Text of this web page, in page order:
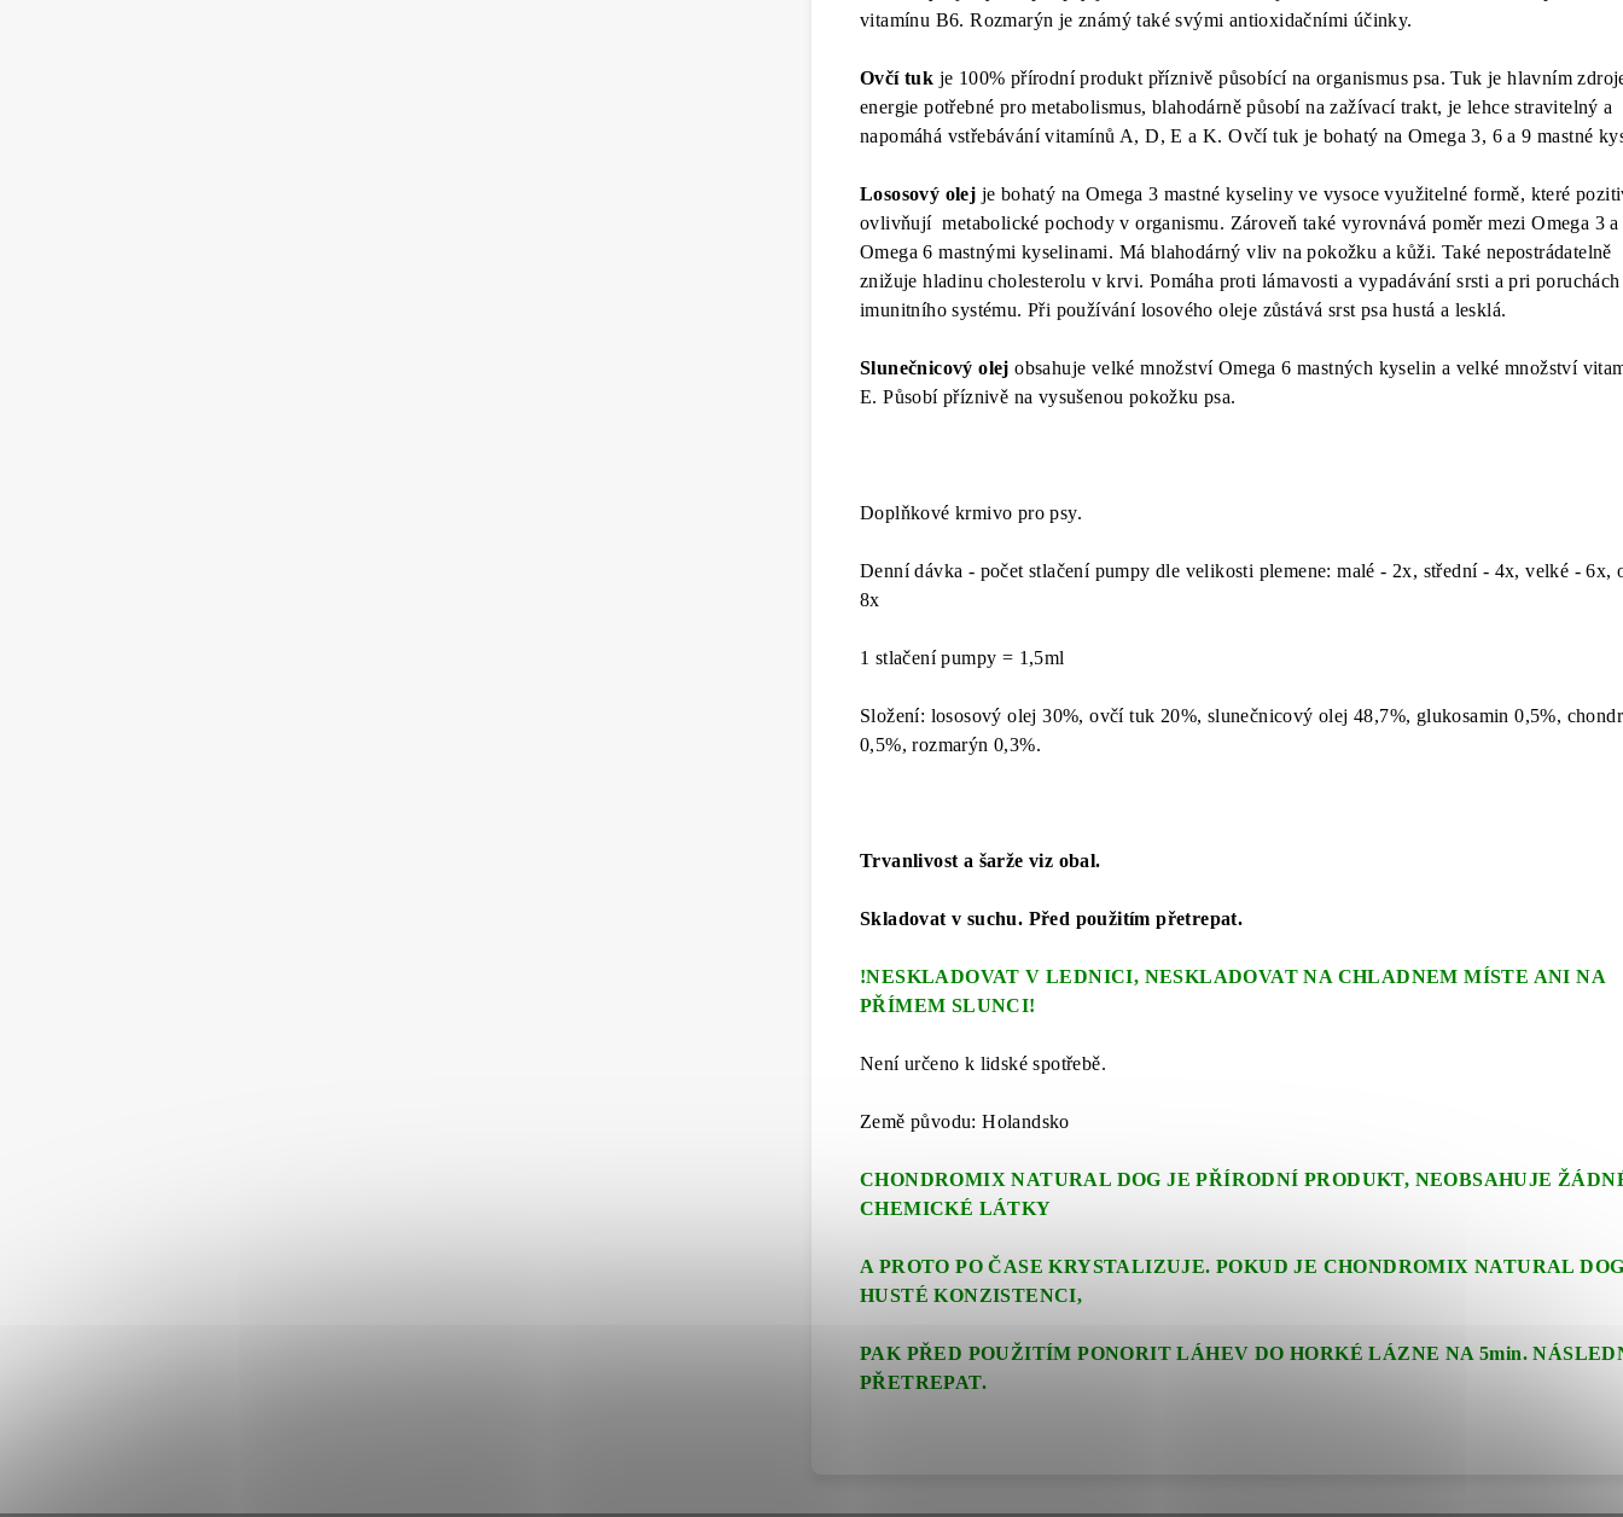
vitamínu B6. Rozmarýn je známý také svými antioxidačními účinky.
Ovčí tuk je 100% přírodní produkt příznivě působící na organismus psa. Tuk je hlavním
energie potřebné pro metabolismus, blahodárně působí na zažívací trakt, je lehce stravitelný a
napomáhá vstřebávání vitamínů A, D, E a K. Ovčí tuk je bohatý na Omega 3, 6 a 9 mastné
Lososový olej je bohatý na Omega 3 mastné kyseliny ve vysoce využitelné formě, které
ovlivňují metabolické pochody v organismu. Zároveň také vyrovnává poměr mezi Omega 3 a
Omega 6 mastnými kyselinami. Má blahodárný vliv na pokožku a kůži. Také nepostrádatelně
znižuje hladinu cholesterolu v krvi. Pomáha proti lámavosti a vypadávání srsti a pri poruchách
imunitního systému. Při používání losového oleje zůstává srst psa hustá a lesklá.
Slunečnicový olej obsahuje velké množství Omega 6 mastných kyselin a velké množství
E. Působí příznivě na vysušenou pokožku psa.
Doplňkové krmivo pro psy.
Denní dávka - počet stlačení pumpy dle velikosti plemene: malé - 2x, střední - 4x, velké - 6x,
8x
1 stlačení pumpy = 1,5ml
Složení: lososový olej 30%, ovčí tuk 20%, slunečnicový olej 48,7%, glukosamin 0,5%,
0,5%, rozmarýn 0,3%.
Trvanlivost a šarže viz obal.
Skladovat v suchu. Před použitím přetrepat.
!NESKLADOVAT V LEDNICI, NESKLADOVAT NA CHLADNEM MÍSTE ANI NA
PŘÍMEM SLUNCI!
Není určeno k lidské spotřebě.
Země původu: Holandsko
CHONDROMIX NATURAL DOG JE PŘÍRODNÍ PRODUKT, NEOBSAHUJE
CHEMICKÉ LÁTKY
A PROTO PO ČASE KRYSTALIZUJE. POKUD JE CHONDROMIX NATURAL
HUSTÉ KONZISTENCI,
PAK PŘED POUŽITÍM PONORIT LÁHEV DO HORKÉ LÁZNE NA 5min.
PŘETREPAT.